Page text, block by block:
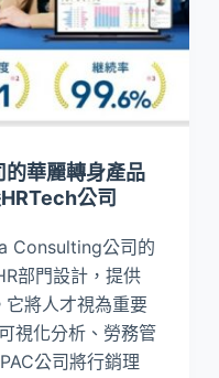
華麗轉身產品
公司
Consulting公司的
部門設計，提供
它將人才視為重要
視化分析、勞務管
公司將行銷理